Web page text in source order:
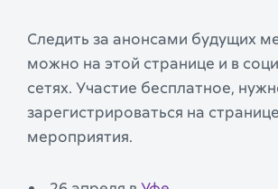
Следить за анонсами будущих
можно на этой странице и в
сетях. Участие бесплатное,
зарегистрироваться на странице
мероприятия.